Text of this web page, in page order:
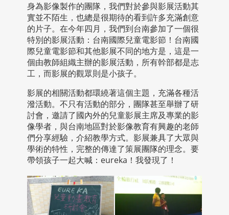
身為影像製作的團隊，我們對於參與影展活動其
實並不陌生，也總是很期待的看到許多充滿創意
的片子。在今年四月，我們到台南參加了一個很
特別的影展活動：台南國際兒童電影節！台南國
際兒童電影節和其他影展不同的地方是，這是一
個由教師組織主辦的影展活動，所有幹部都是志
工，而影展的觀眾則是小孩子。
影展的相關活動都環繞著這個主題，充滿各種活
潑活動。不只有活動的部分，團隊甚至舉辦了研
討會，邀請了國內外的兒童影展主席及專業的影
像學者，與台南地區對於影像教育有興趣的老師
們分享經驗，介紹教學方式。影展兼具了大眾與
學術的特性，完整的傳達了策展團隊的理念。要
帶領孩子一起大喊：eureka！我發現了！